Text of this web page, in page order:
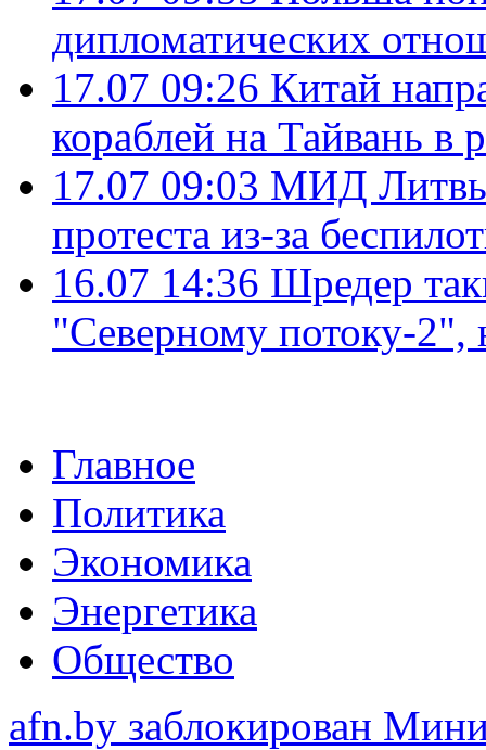
дипломатических
17.07 09:26 Китай
кораблей на Тайвань в
17.07 09:03 МИД Литвы
протеста из-за
16.07 14:36 Шредер
"Северному потоку-2",
Главное
Политика
Экономика
Энергетика
Общество
afn.by заблокирован